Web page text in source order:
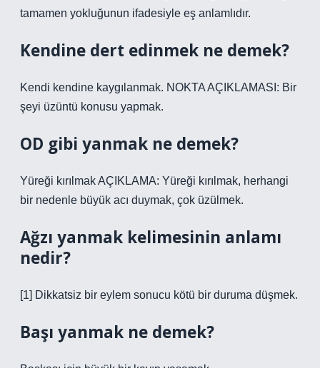
tamamen yokluğunun ifadesiyle eş anlamlıdır.
Kendine dert edinmek ne demek?
Kendi kendine kaygılanmak. NOKTA AÇIKLAMASI: Bir
şeyi üzüntü konusu yapmak.
OD gibi yanmak ne demek?
Yüreği kırılmak AÇIKLAMA: Yüreği kırılmak, herhangi
bir nedenle büyük acı duymak, çok üzülmek.
Ağzı yanmak kelimesinin anlamı
nedir?
[1] Dikkatsiz bir eylem sonucu kötü bir duruma düşmek.
Başı yanmak ne demek?